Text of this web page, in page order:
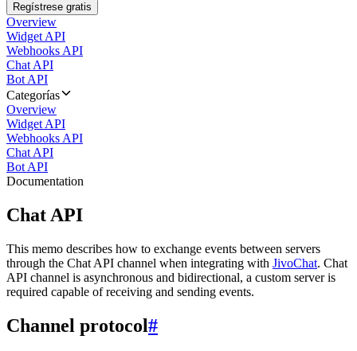
Regístrese gratis
Overview
Widget API
Webhooks API
Chat API
Bot API
Categorías
Overview
Widget API
Webhooks API
Chat API
Bot API
Documentation
Chat API
This memo describes how to exchange events between servers
through the Chat API channel when integrating with JivoChat. Chat
API channel is asynchronous and bidirectional, a custom server is
required capable of receiving and sending events.
Channel protocol#